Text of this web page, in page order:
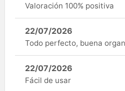
Valoración 100% positiva
22/07/2026
Todo perfecto, buena
22/07/2026
Fácil de usar